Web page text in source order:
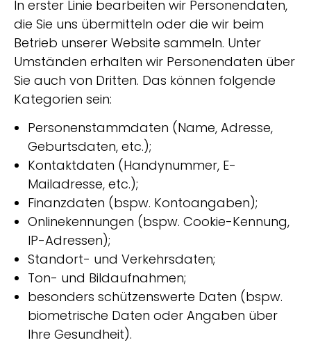
In erster Linie bearbeiten wir Personendaten,
die Sie uns übermitteln oder die wir beim
Betrieb unserer Website sammeln. Unter
Umständen erhalten wir Personendaten über
Sie auch von Dritten. Das können folgende
Kategorien sein:
Personenstammdaten (Name, Adresse,
Geburtsdaten, etc.);
Kontaktdaten (Handynummer, E-
Mailadresse, etc.);
Finanzdaten (bspw. Kontoangaben);
Onlinekennungen (bspw. Cookie-Kennung,
IP-Adressen);
Standort- und Verkehrsdaten;
Ton- und Bildaufnahmen;
besonders schützenswerte Daten (bspw.
biometrische Daten oder Angaben über
Ihre Gesundheit).